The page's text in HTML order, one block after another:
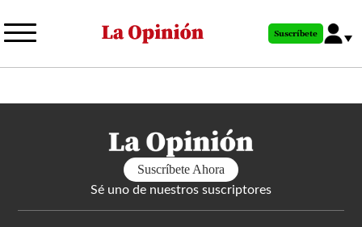
al
principal
Suscríbete
Suscríbete Ahora
Sé uno de nuestros suscriptores